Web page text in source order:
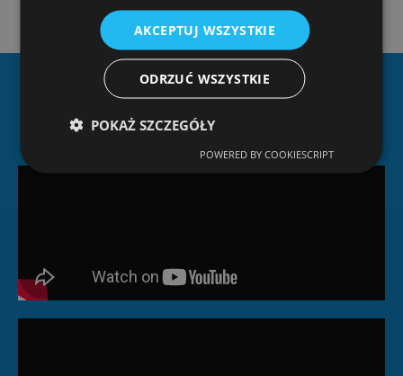
Dlaczego Ziterm?
AKCEPTUJ WSZYSTKIE
ODRZUĆ WSZYSTKIE
POKAŻ SZCZEGÓŁY
POWERED BY COOKIESCRIPT